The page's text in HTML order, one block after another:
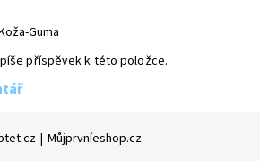
příspěvek k této položce.
| Můjprvníeshop.cz